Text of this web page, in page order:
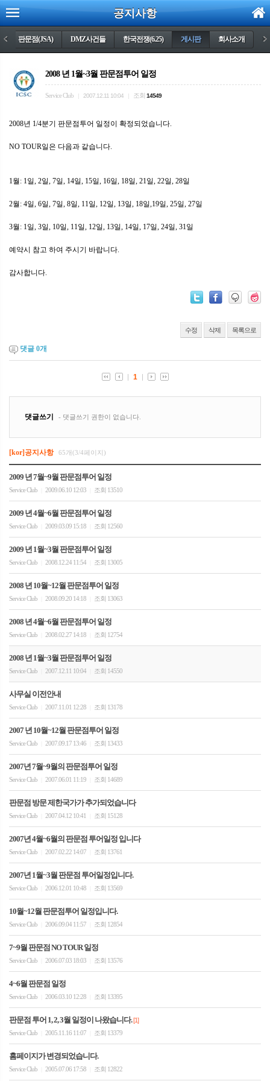
공지사항
< 판문점(JSA) DMZ사건들 한국전쟁(6.25) 게시판 회사소개 >
2008 년 1월~3월 판문점투어 일정
Service Club 2007.12.11 10:04 조회 14549
2008년 1/4분기 판문점투어 일정이 확정되었습니다.
NO TOUR일은 다음과 같습니다.
1월: 1일, 2일, 7일, 14일, 15일, 16일, 18일, 21일, 22일, 28일
2월: 4일, 6일, 7일, 8일, 11일, 12일, 13일, 18일,19일, 25일, 27일
3월: 1일, 3일, 10일, 11일, 12일, 13일, 14일, 17일, 24일, 31일
예약시 참고 하여 주시기 바랍니다.
감사합니다.
수정 삭제 목록으로
댓글 0개
[kor]공지사항 65개(3/4페이지)
2009 년 7월~9월 판문점투어 일정
Service Club 2009.06.10 12:03 조회 13510
2009 년 4월~6월 판문점투어 일정
Service Club 2009.03.09 15:18 조회 12560
2009 년 1월~3월 판문점투어 일정
Service Club 2008.12.24 11:54 조회 13005
2008 년 10월~12월 판문점투어 일정
Service Club 2008.09.20 14:18 조회 13063
2008 년 4월~6월 판문점투어 일정
Service Club 2008.02.27 14:18 조회 12754
2008 년 1월~3월 판문점투어 일정
Service Club 2007.12.11 10:04 조회 14550
사무실 이전안내
Service Club 2007.11.01 12:28 조회 13178
2007 년 10월~12월 판문점투어 일정
Service Club 2007.09.17 13:46 조회 13433
2007년 7월~9월의 판문점투어 일정
Service Club 2007.06.01 11:19 조회 14689
판문점 방문 제한국가가 추가되었습니다
Service Club 2007.04.12 10:41 조회 15128
2007년 4월~6월의 판문점 투어일정 입니다
Service Club 2007.02.22 14:07 조회 13761
2007년 1월~3월 판문점 투어일정입니다.
Service Club 2006.12.01 10:48 조회 13569
10월~12월 판문점투어 일정입니다.
Service Club 2006.09.04 11:57 조회 12854
7~9월 판문점 NO TOUR 일정
Service Club 2006.07.03 18:03 조회 13576
4~6월 판문점 일정
Service Club 2006.03.10 12:28 조회 13395
판문점 투어 1, 2, 3월 일정이 나왔습니다.[1]
Service Club
2005.11.16 11:07 조회 13379
홈페이지가 변경되었습니다.
Service Club 2005.07.06 17:58 조회 12822